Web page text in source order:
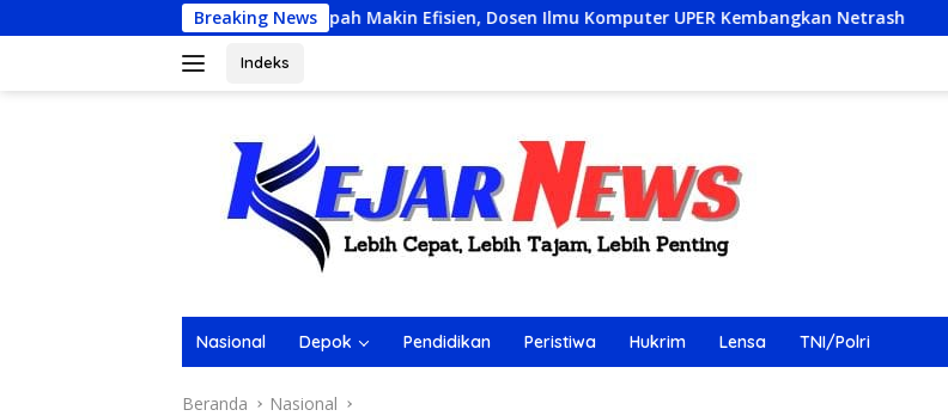
ke
Breaking News
Sampah Makin Efisien, Dosen Ilmu Komputer UPER Kembangkan Netrash Wujud Nyata
Indeks
Nasional Depok Pendidikan Peristiwa Hukrim Lensa TNI/Polri
Beranda Nasional